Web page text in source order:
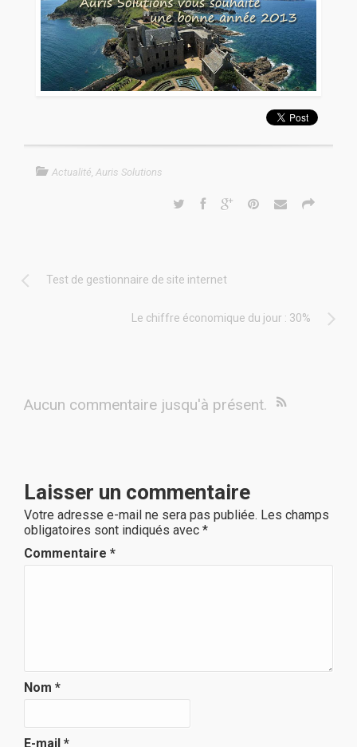
Actualité Auris Solutions
Test de gestionnaire de site internet
Le chiffre économique du jour : 30%
Aucun commentaire jusqu'à présent.
Laisser un commentaire
Votre adresse e-mail ne sera pas publiée. Les champs
obligatoires sont indiqués avec *
Commentaire *
Nom *
E-mail *